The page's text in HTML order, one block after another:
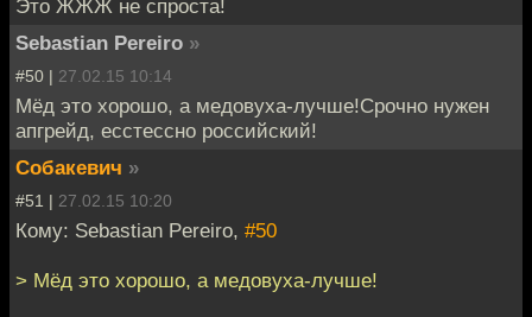
Это ЖЖЖ не спроста!
Sebastian Pereiro »
#50 | 27.02.15 10:14
Мёд это хорошо, а медовуха-лучше!Срочно нужен
апгрейд, есстессно российский!
Собакевич »
#51 | 27.02.15 10:20
Кому: Sebastian Pereiro, #50
> Мёд это хорошо, а медовуха-лучше!